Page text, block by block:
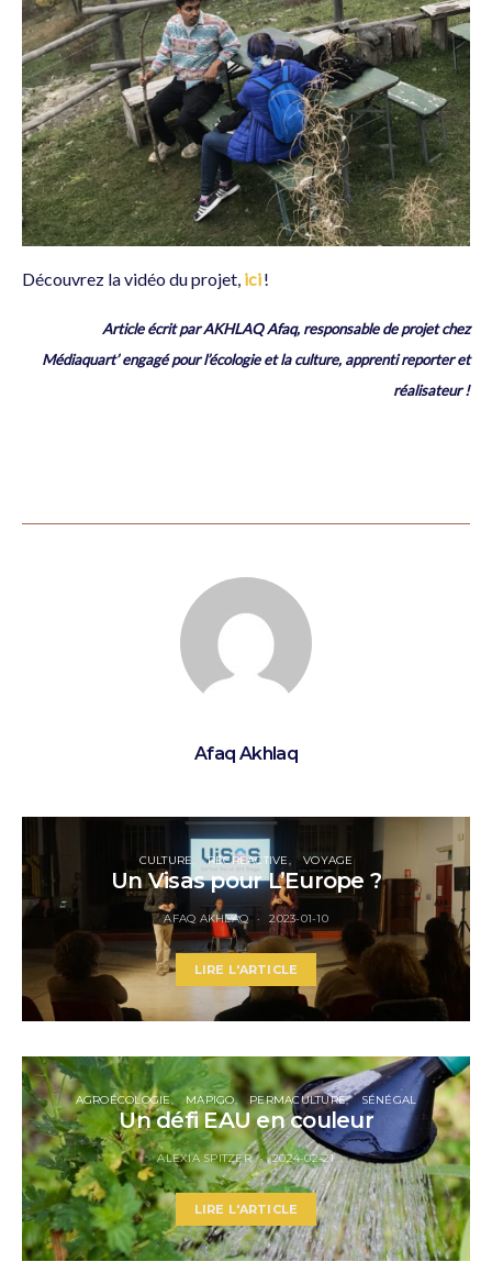
Découvrez la vidéo du projet, ici!
Article écrit par AKHLAQ Afaq, responsable de projet chez
Médiaquart’engagé pour l’écologie et la culture, apprenti reporter et
réalisateur !
Afaq Akhlaq
CULTURE RÉCRÉACTIVE VOYAGE
Un Visas pour L’Europe ?
AFAQ AKHLAQ 2023-01-10
LIRE L'ARTICLE
AGROÉCOLOGIE MAPIGO PERMACULTURE SÉNÉGAL
Un défi EAU en couleur
ALEXIA SPITZER 2024-02-21
LIRE L'ARTICLE